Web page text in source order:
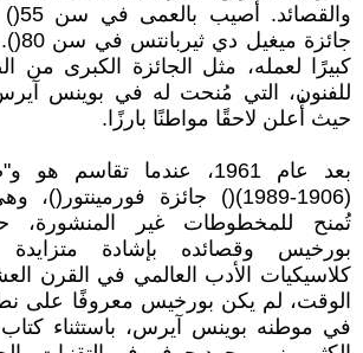
جائزة
كبيرًا لعمله، مثل الجائزة الكبرى من
حيث أُعلن لاحقًا مواطنًا بارزًا.
بعد عام 1961، عندما تقاسم
(1906-1989)() جائزة
تُمنح للمخطوطات غير المنشورة،
بورخيس وقصائده بإشادة متزايدة
كلاسيكيات الأدب العالمي في القرن
الوقت، لم يكن بورخيس معروفًا على
في موطنه بوينس آيرس، باستثناء كتاب